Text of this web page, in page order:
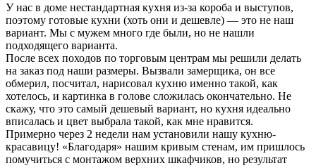
У нас в доме нестандартная кухня из-за короба и выступов,
поэтому готовые кухни (хоть они и дешевле) — это не наш
вариант. Мы с мужем много где были, но не нашли
подходящего варианта.
После всех походов по торговым центрам мы решили делать
на заказ под наши размеры. Вызвали замерщика, он все
обмерил, посчитал, нарисовал кухню именно такой, как
хотелось, и картинка в голове сложилась окончательно. Не
скажу, что это самый дешевый вариант, но кухня идеально
вписалась и цвет выбрала такой, как мне нравится.
Примерно через 2 недели нам установили нашу кухню-
красавицу! «Благодаря» нашим кривым стенам, им пришлось
помучиться с монтажом верхних шкафчиков, но результат